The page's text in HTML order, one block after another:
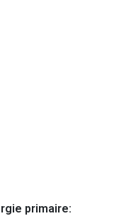
primaire: